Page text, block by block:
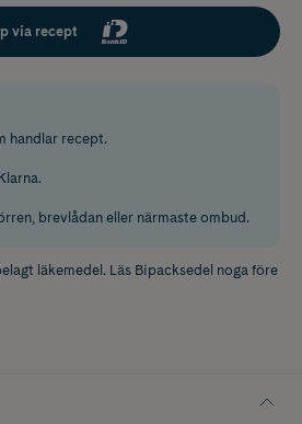
via recept
handlar recept.
brevlådan eller närmaste ombud.
läkemedel. Läs Bipacksedel noga före